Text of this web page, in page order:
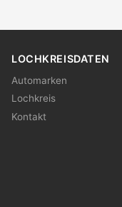
LOCHKREISDATEN
Automarken
Lochkreis
Kontakt